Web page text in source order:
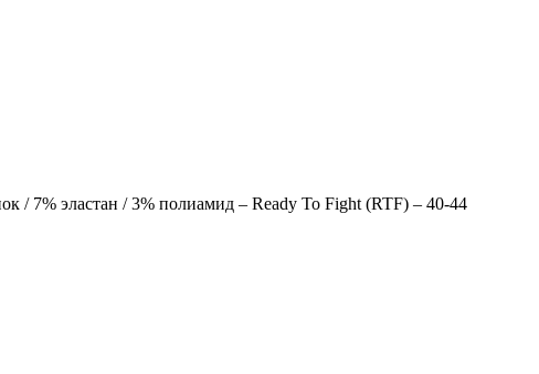
/ 7% эластан / 3% полиамид – Ready To Fight (RTF) – 40-44